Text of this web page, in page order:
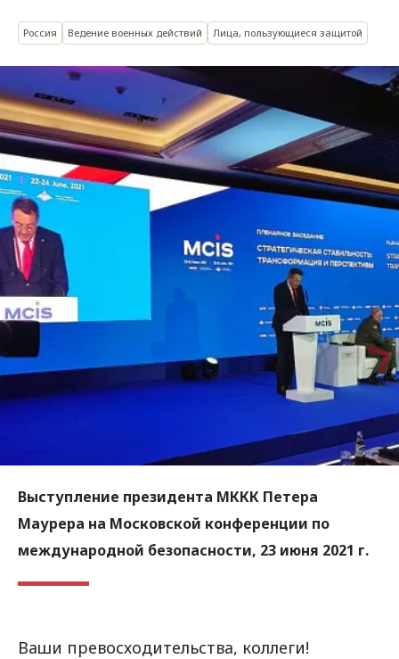
Россия Ведение военных действий Лица, пользующиеся защитой
Выступление президента МККК Петера
Маурера на Московской конференции по
международной безопасности, 23 июня 2021 г.
Ваши превосходительства, коллеги!